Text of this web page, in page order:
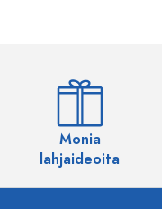
Monia
lahjaideoita